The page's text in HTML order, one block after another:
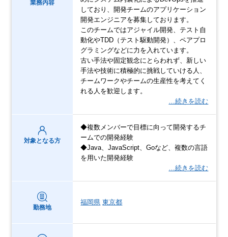
業務内容
しており、開発チームのアプリケーション
開発エンジニアを募集しております。
このチームではアジャイル開発、テスト自
動化やTDD（テスト駆動開発）、ペアプロ
グラミングなどに力を入れています。
古い手法や固定観念にとらわれず、新しい
手法や技術に積極的に挑戦していける人、
チームワークやチームの生産性を考えてく
れる人を歓迎します。
…続きを読む
対象となる方
◆複数メンバーで目標に向って開発するチ
ームでの開発経験
◆Java、JavaScript、Goなど、複数の言語
を用いた開発経験
…続きを読む
勤務地
福岡県 東京都